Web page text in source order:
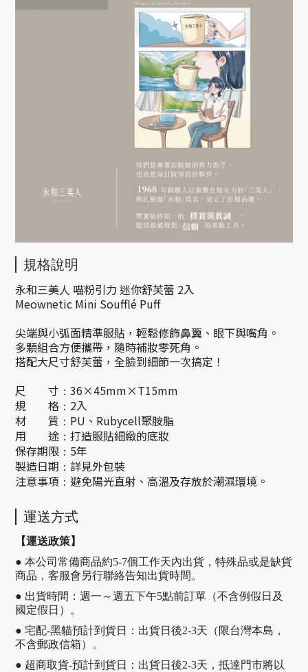
規格說明
永和三美人 喵粉引力 迷你舒芙蕾 2入
Meownetic Mini Soufflé Puff
尖端與小弧面精準服貼，輕鬆修飾鼻翼、眼下與嘴角。
多顆組合方便攜帶，隨時補妝零死角。
搭配大尺寸舒芙蕾，全臉到細節一次搞定！
尺 寸 ： 36×45mm×T15mm
規 格 ： 2入
材 質 ： PU、Rubycell聚胺脂
用 途 ： 打造服貼細緻的底妝
保存期限 ： 5年
製造日期 ： 詳見外包裝
注意事項 ： 避免陽光直射、高溫及存放於潮濕環境。
運送方式
【運送政策】
● 本公司常備商品約5-7個工作天內出貨，特殊品或是缺貨
商品，客服會另行聯絡告知出貨時間。
● 出貨時間：週一～週五下午5點前訂單（不含例假日及
國定假日）。
● 宅配-黑貓預計到貨日：出貨日後2-3天（限台灣本島，
不含郵政信箱）。
● 超商取貨-預計到貨日：出貨日後2-3天，抵達門市將以